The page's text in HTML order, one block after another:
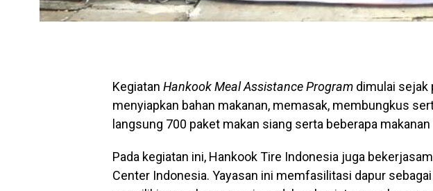
Kegiatan Hankook Meal Assistance Program dimulai sejak
menyiapkan bahan makanan, memasak, membungkus
langsung 700 paket makan siang serta beberapa
Pada kegiatan ini, Hankook Tire Indonesia juga
Center Indonesia. Yayasan ini memfasilitasi dapur